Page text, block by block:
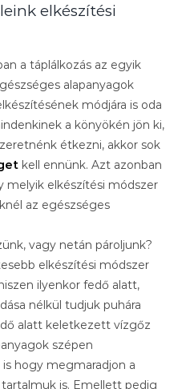
elkészítési
a táplálkozás az egyik
alapanyagok
módjára is oda
a könyökén jön ki,
étkezni, akkor sok
kell ennünk. Azt azonban
melyik elkészítési módszer
az egészséges
vagy netán pároljunk?
elkészítési módszer
ilyenkor fedő alatt,
nélkül tudjuk puhára
alatt keletkezett vízgőz
szépen
hogy megmaradjon a
is. Emellett pedig